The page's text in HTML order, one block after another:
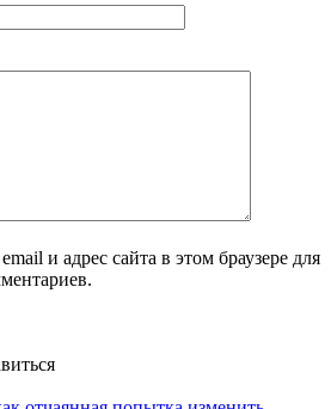
и адрес сайта в этом браузере для